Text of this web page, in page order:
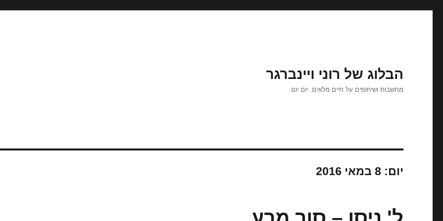
הבלוג של רוני ויינברגר
מחשבות ושיתופים על חיים מלאים. יום יום.
יום: 8 במאי 2016